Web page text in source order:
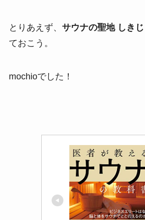
とりあえず、 サウナの聖地 しきじ
ておこう。
mochioでした！